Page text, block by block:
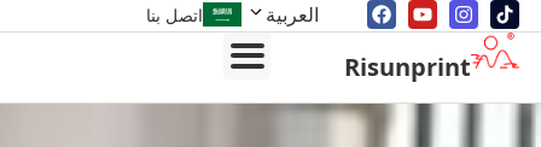
العربية اتصل بنا
Risunprint